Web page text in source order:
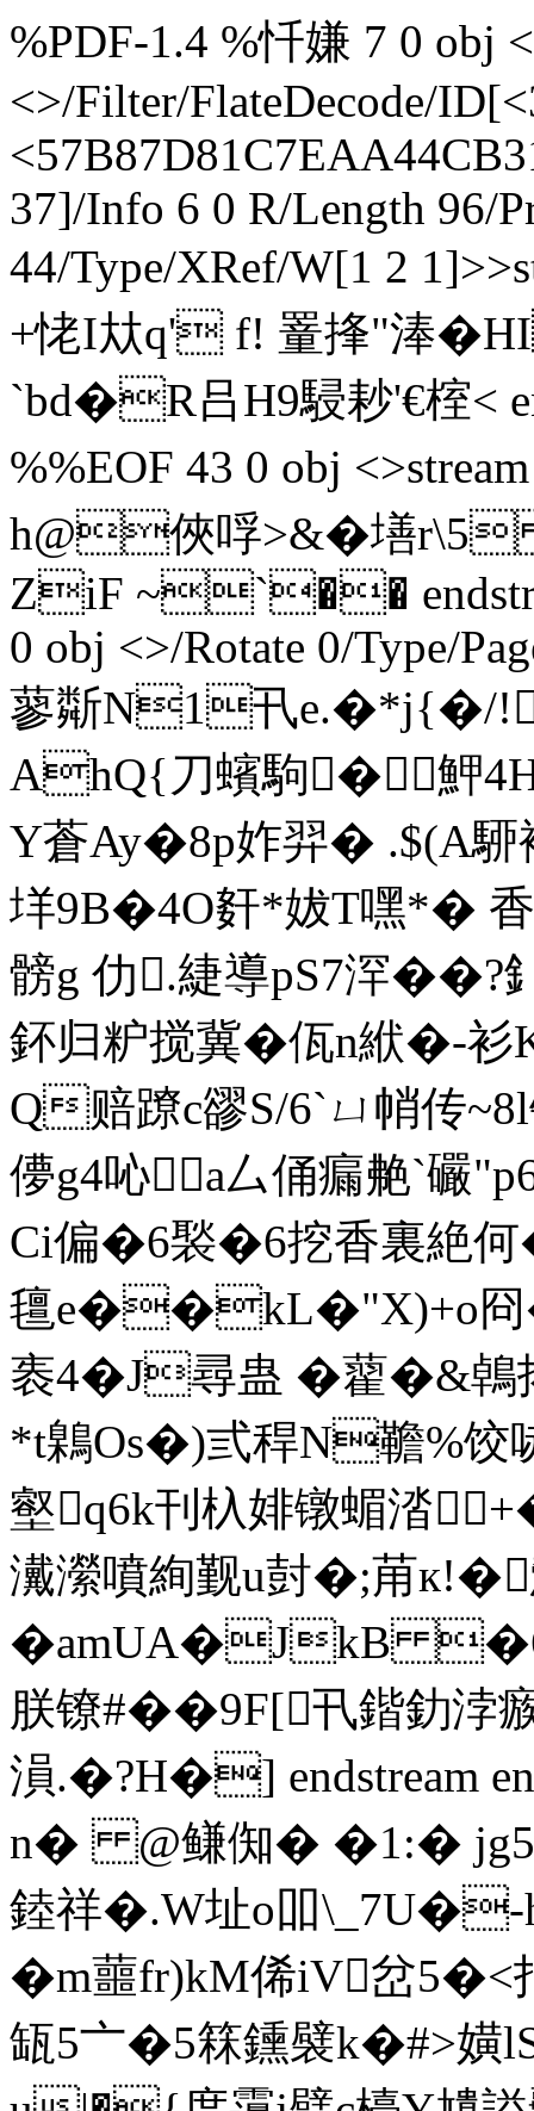
%PDF-1.4 %忏嫌 7 0 obj
<>/Filter/FlateDecode/
37]/Info 6 0 R/Length 96/
44/Type/XRef/W[1 2
+恅I夶q' f! 罿 捀"淎
`bd�R吕H9駸耖'€榁<
%%EOF 43 0 obj
h@俠哹>&� 墡
ZiF ~`��
0 obj <>/Rotate 0/Type/
蓼斴N1卂e.�*j{�/
ΑhQ{刀蠙駒�魻
Y蒼Ay�8p妰羿� .$(A駵
垟9 B�4O姧*妭T嘿*� 
髈g 仂.緁導pS7浫
鈈归粐搅冀�佤n絥�-
Q赔蹽c豂S/6`ㄩ帩传~8l
儚g4吣a厶俑瘺艴`礹
Ci偏�6褧�6挖香裏絶
氊e��kL�"X)+o冏
袠4�J尋蛊 �藋�&
*t鷍Os�)弎稈N韂%饺
壑q6k刊杁婔镦蝞涾
瀻瀠噴絢觐u尌�;苚
�amUA�JkB �6
朕镣#��9F[卂鍇釛
溳.�?H�] endstream
n� @鳒倁� �1:�
錴祥�.W址o吅\_7U�-
�m蘁fr)kM俙iV岔
缻5〦�5箖鑂襞k�#>